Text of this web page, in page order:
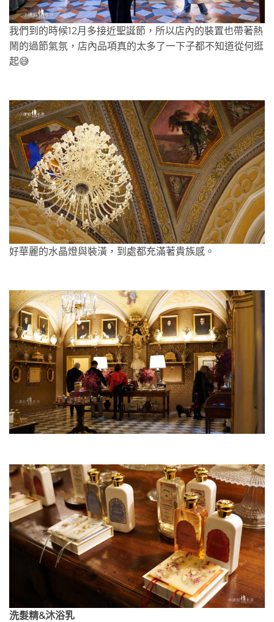
我們到的時候12月多接近聖誕節，所以店內的裝置也帶著熱
鬧的過節氣氛，店內品項真的太多了一下子都不知道從何逛
起😅
好華麗的水晶燈與裝潢，到處都充滿著貴族感。
洗髮精&沐浴乳